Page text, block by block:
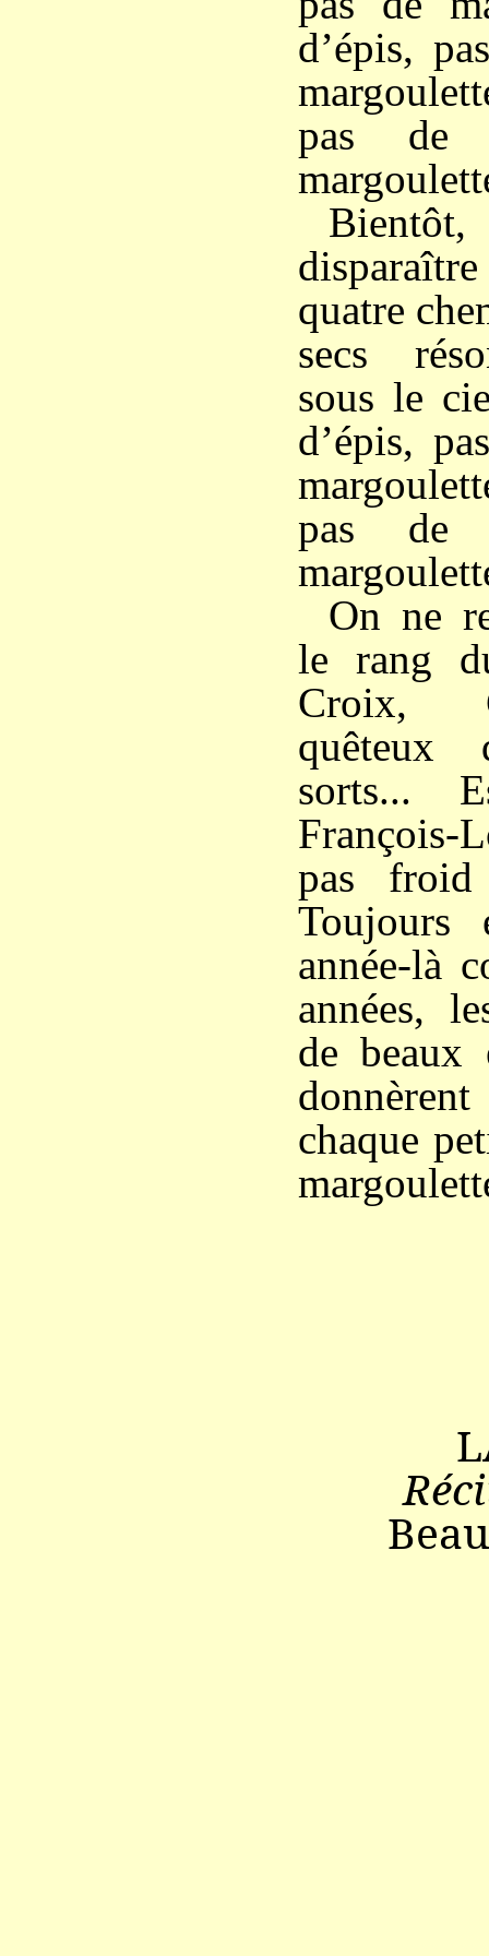
d’épis,
pas de
quatre
secs
sous le
d’épis,
pas de
On ne
le rang
Croix,
sorts...
François-
pas
Toujours
année-là
années,
de beaux
chaque